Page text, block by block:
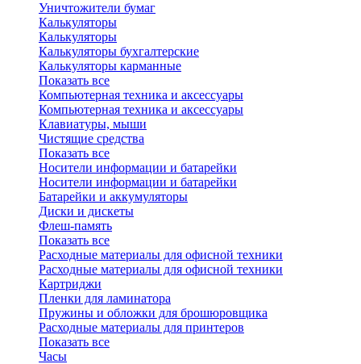
Уничтожители бумаг
Калькуляторы
Калькуляторы
Калькуляторы бухгалтерские
Калькуляторы карманные
Показать все
Компьютерная техника и аксессуары
Компьютерная техника и аксессуары
Клавиатуры, мыши
Чистящие средства
Показать все
Носители информации и батарейки
Носители информации и батарейки
Батарейки и аккумуляторы
Диски и дискеты
Флеш-память
Показать все
Расходные материалы для офисной техники
Расходные материалы для офисной техники
Картриджи
Пленки для ламинатора
Пружины и обложки для брошюровщика
Расходные материалы для принтеров
Показать все
Часы